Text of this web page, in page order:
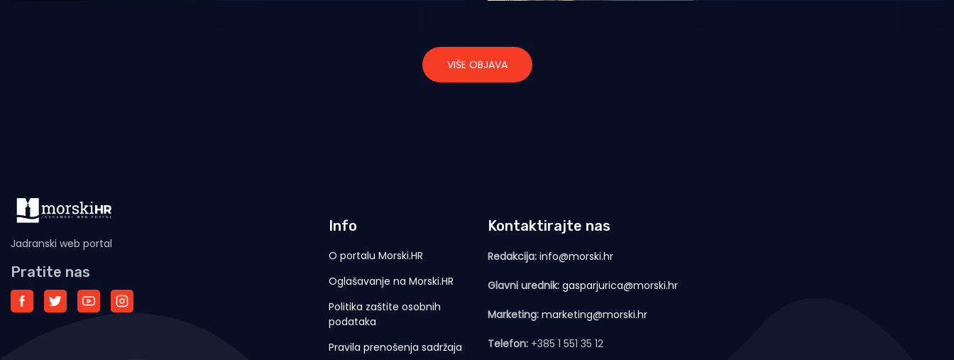
VIŠE OBJAVA
Jadranski web portal
Pratite nas
Info
O portalu Morski.HR
Oglašavanje na Morski.HR
Politika zaštite osobnih
podataka
Pravila prenošenja sadržaja
Kontaktirajte nas
Redakcija: info@morski.hr
Glavni urednik: gasparjurica@morski.hr
Marketing: marketing@morski.hr
Telefon: +385 1 551 35 12